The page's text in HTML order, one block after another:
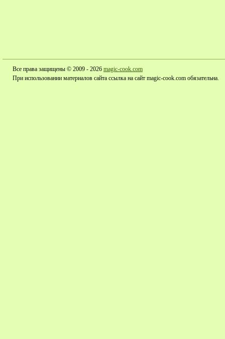
Все права защищены © 2009 - 2026 magic-cook.com
При использовании материалов сайта ссылка на сайт magic-cook.com обязательна.